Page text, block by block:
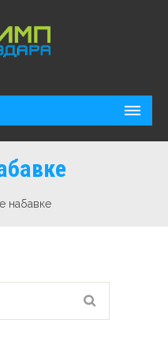
набавке